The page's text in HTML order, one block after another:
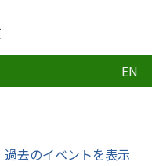
EN
過去のイベントを表示